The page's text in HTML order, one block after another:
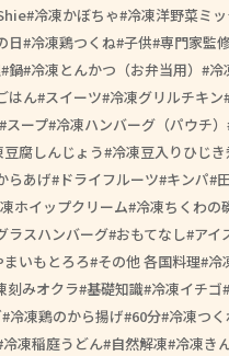
冷凍かぼちゃ 冷凍洋野菜ミ
日 冷凍鶏つくね 子供 専門家監
鍋 冷凍とんかつ（お弁当用） 冷
はん スイーツ 冷凍グリルチキン
スープ 冷凍ハンバーグ（パウチ）
豆腐しんじょう 冷凍豆入りひじ
らあげ ドライフルーツ キンパ
ホイップクリーム 冷凍ちくわの
ラスハンバーグ おもてなし アイ
まいもとろろ その他 各国料理 冷
刻みオクラ 基礎知識 冷凍イチゴ
冷凍鶏のから揚げ 60分 冷凍つく
冷凍稲庭うどん 自然解凍 冷凍き